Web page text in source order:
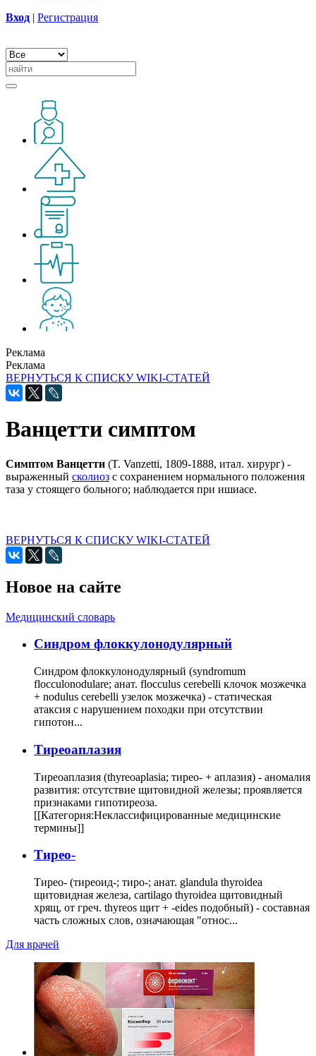
Вход | Регистрация
Реклама
Реклама
ВЕРНУТЬСЯ К СПИСКУ WIKI-СТАТЕЙ
Ванцетти симптом
Симптом Ванцетти (T. Vanzetti, 1809-1888, итал. хирург) -
выраженный сколиоз с сохранением нормального положения
таза у стоящего больного; наблюдается при ишиасе.
ВЕРНУТЬСЯ К СПИСКУ WIKI-СТАТЕЙ
Новое на сайте
Медицинский словарь
Cиндром флоккулонодулярный
Синдром флоккулонодулярный (syndromum
flocculonodulare; анат. flocculus cerebelli клочок мозжечка
+ nodulus cerebelli узелок мозжечка) - статическая
атаксия с нарушением походки при отсутствии
гипотон...
Тиреоаплазия
Тиреоаплазия (thyreoaplasia; тирео- + аплазия) - аномалия
развития: отсутствие щитовидной железы; проявляется
признаками гипотиреоза.
[[Категория:Неклассифицированные медицинские
термины]]
Тирео-
Тирео- (тиреоид-; тиро-; анат. glandula thyroidea
щитовидная железа, cartilago thyroidea щитовидный
хрящ, от греч. thyreos щит + -eides подобный) - составная
часть сложных слов, означающая "относ...
Для врачей